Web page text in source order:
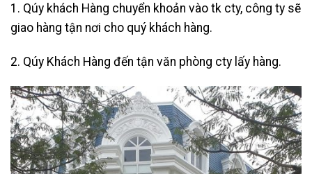
1. Qúy khách Hàng chuyển khoản vào tk cty, công ty sẽ
giao hàng tận nơi cho quý khách hàng.
2. Qúy Khách Hàng đến tận văn phòng cty lấy hàng.